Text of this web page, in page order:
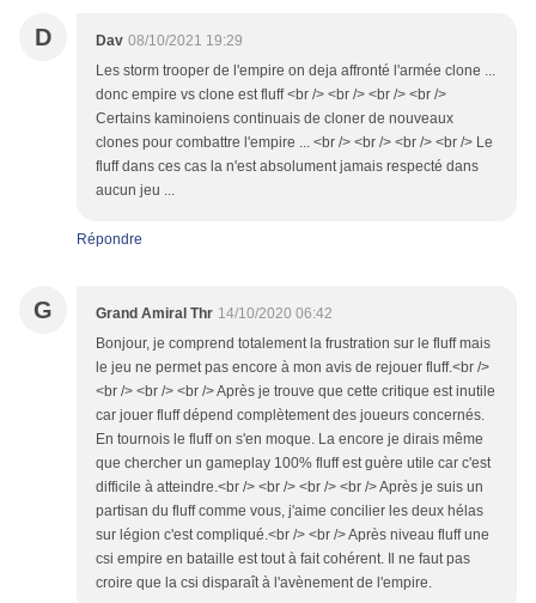
D Dav 08/10/2021 19:29
Les storm trooper de l'empire on deja affronté l'armée clone ...
donc empire vs clone est fluff <br /> <br /> <br /> <br />
Certains kaminoiens continuais de cloner de nouveaux
clones pour combattre l'empire ... <br /> <br /> <br /> <br /> Le
fluff dans ces cas la n'est absolument jamais respecté dans
aucun jeu ...
Répondre
G Grand Amiral Thr 14/10/2020 06:42
Bonjour, je comprend totalement la frustration sur le fluff mais
le jeu ne permet pas encore à mon avis de rejouer fluff.<br />
<br /> <br /> <br /> Après je trouve que cette critique est inutile
car jouer fluff dépend complètement des joueurs concernés.
En tournois le fluff on s'en moque. La encore je dirais même
que chercher un gameplay 100% fluff est guère utile car c'est
difficile à atteindre.<br /> <br /> <br /> <br /> Après je suis un
partisan du fluff comme vous, j'aime concilier les deux hélas
sur légion c'est compliqué.<br /> <br /> Après niveau fluff une
csi empire en bataille est tout à fait cohérent. Il ne faut pas
croire que la csi disparaît à l'avènement de l'empire.